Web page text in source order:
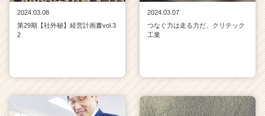
2024.03.08
第29期【社外秘】経営計画書vol.3
2
2024.03.07
つなぐ力は走る力だ、クリテック
工業